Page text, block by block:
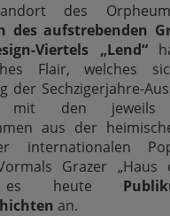
des Orpheum
des aufstrebenden
Viertels „Lend“
Flair, welches
der Sechzigerjahre-
mit den jeweils
aus der
internationalen Pop/
Grazer „Haus
es heute
an.